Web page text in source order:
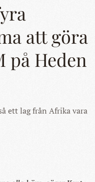
att göra
Heden
ett lag från Afrika vara